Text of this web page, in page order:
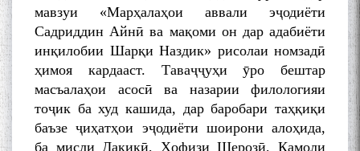
мавзуи «Марҳалаҳои аввали эҷодиёти
Садриддин Айнӣ ва мақоми он дар адабиёти
инқилобии Шарқи Наздик» рисолаи номзадӣ
ҳимоя кардааст. Таваҷҷуҳи ӯро бештар
масъалаҳои асосӣ ва назарии филологияи
тоҷик ба худ кашида, дар баробари таҳқиқи
баъзе ҷиҳатҳои эҷодиёти шоирони алоҳида,
ба мисли Дақиқӣ, Ҳофизи Шерозӣ, Камоли